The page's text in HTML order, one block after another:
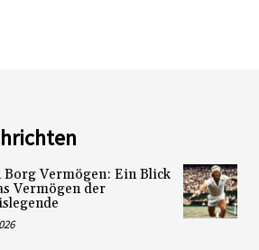
Borg Vermögen: Ein Blick
Vermögen der